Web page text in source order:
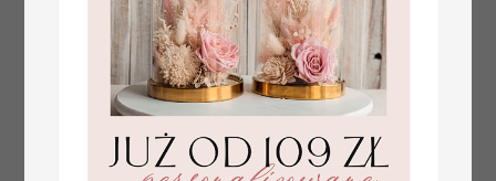
eleganckie numerki na
stoły weselne, tłoczone
numerki na stół weselny,
dekoracja stołów
weselnych tłoczone
10 PLN/13.00 PLN